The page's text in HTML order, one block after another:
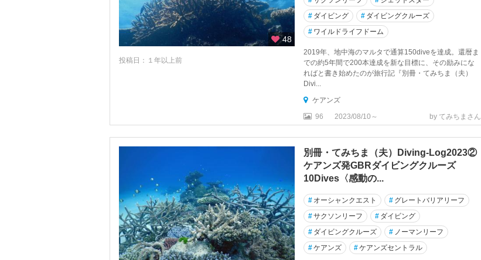
ヒンチンブルック島
ビクトリアンアルプス周辺
ビクトリア州
フィッツロイ島
フレーザー島
ブルーマウンテンズ周辺
ヘロン島
ベンディゴ
ホバート
ホリデーコースト周辺
48
投稿日：１年以上前
# ダイビング # ダイビングクルーズ
# ワイルドライフドーム
2019年、地中海のマルタで通算150diveを達成。還暦ま
での約5年間で200本達成を新な目標に、その励みにな
ればと書き始めたのが旅行記『別冊・てみちま（夫）
Divi...
ケアンズ
96
2023/08/10～ by てみちまさん
別冊・てみちま（夫）Diving-Log2023②
ケアンズ発GBRダイビングクルーズ
10Dives〈感動の...
# オーシャンクエスト # グレートバリアリーフ
#サクソンリーフ # ダイビング
# ダイビングクルーズ # ノーマンリーフ
#ケアンズ #ケアンズセントラル